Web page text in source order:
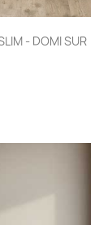
- DOMI SUR